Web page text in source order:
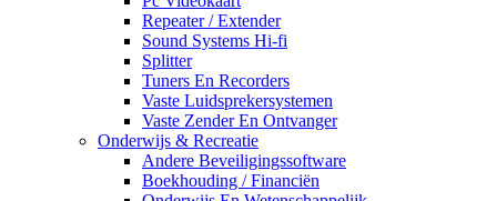
Repeater / Extender
Sound Systems Hi-fi
Splitter
Tuners En Recorders
Vaste Luidsprekersystemen
Vaste Zender En Ontvanger
Onderwijs & Recreatie
Andere Beveiligingssoftware
Boekhouding / Financiën